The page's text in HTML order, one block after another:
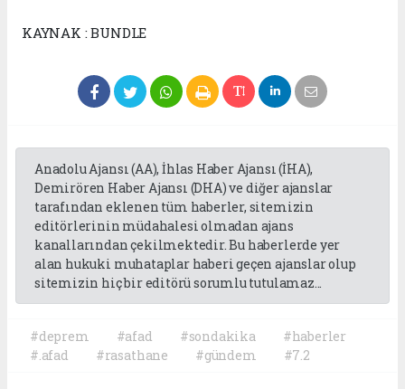
KAYNAK : BUNDLE
Anadolu Ajansı (AA), İhlas Haber Ajansı (İHA),
Demirören Haber Ajansı (DHA) ve diğer ajanslar
tarafından eklenen tüm haberler, sitemizin
editörlerinin müdahalesi olmadan ajans
kanallarından çekilmektedir. Bu haberlerde yer
alan hukuki muhataplar haberi geçen ajanslar olup
sitemizin hiç bir editörü sorumlu tutulamaz...
#deprem #afad #sondakika
#haberler
#.afad
#rasathane #gündem #7.2